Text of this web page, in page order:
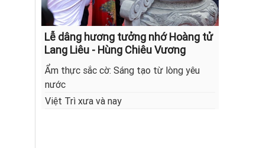
Lễ dâng hương tưởng nhớ Hoàng tử
Lang Liêu - Hùng Chiêu Vương
Ẩm thực sắc cờ: Sáng tạo từ lòng yêu
nước
Việt Trì xưa và nay